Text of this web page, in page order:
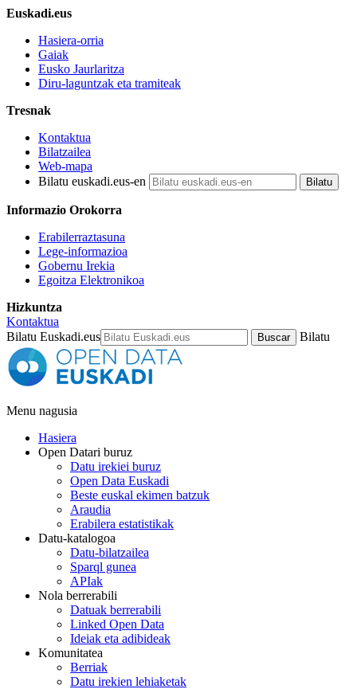
Euskadi.eus
Hasiera-orria
Gaiak
Eusko Jaurlaritza
Diru-laguntzak eta tramiteak
Tresnak
Kontaktua
Bilatzailea
Web-mapa
Bilatu euskadi.eus-en
Informazio Orokorra
Erabilerraztasuna
Lege-informazioa
Gobernu Irekia
Egoitza Elektronikoa
Hizkuntza
Kontaktua
Bilatu Euskadi.eus
Bilatu
Menu nagusia
Hasiera
Open Datari buruz
Datu irekiei buruz
Open Data Euskadi
Beste euskal ekimen batzuk
Araudia
Erabilera estatistikak
Datu-katalogoa
Datu-bilatzailea
Sparql gunea
APIak
Nola berrerabili
Datuak berrerabili
Linked Open Data
Ideiak eta adibideak
Komunitatea
Berriak
Datu irekien lehiaketak